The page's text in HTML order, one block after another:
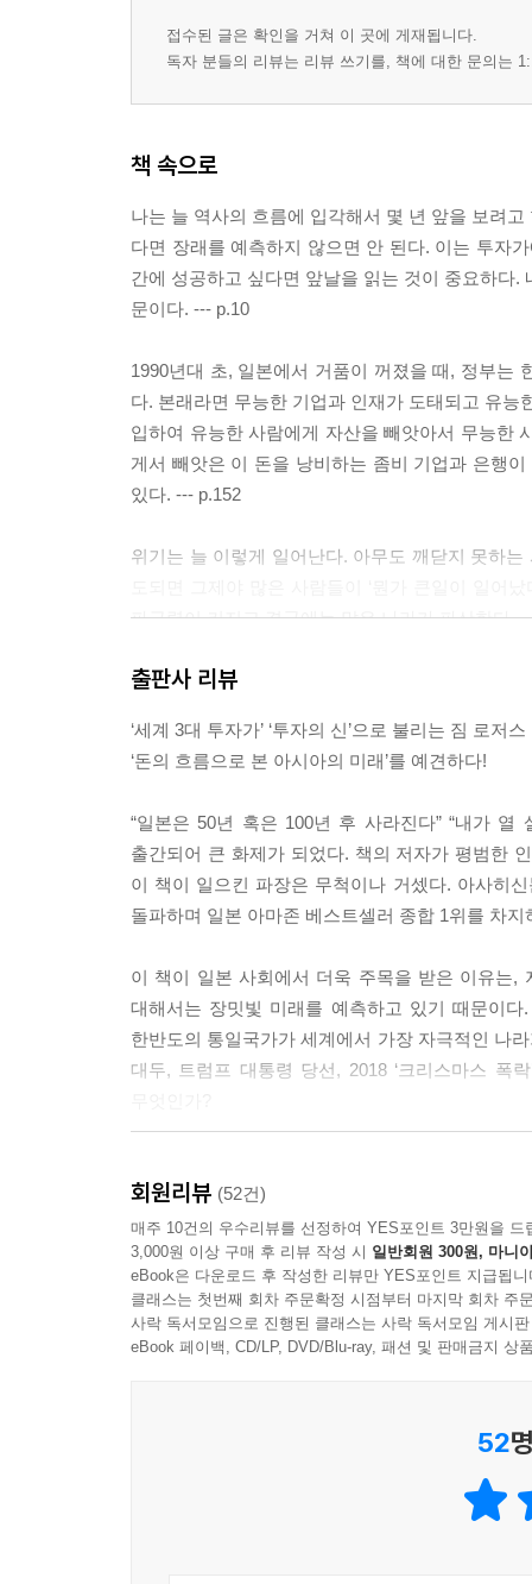
접수된 글은 확인을 거쳐 이 곳에 게재됩니다.
독자 분들의 리뷰는 리뷰 쓰기를, 책에 대한 문의는
책 속으로
나는 늘 역사의 흐름에 입각해서 몇 년 앞을 보려
다면 장래를 예측하지 않으면 안 된다. 이는 투자
간에 성공하고 싶다면 앞날을 읽는 것이 중요하다.
문이다. --- p.10
1990년대 초, 일본에서 거품이 꺼졌을 때, 정부는
다. 본래라면 무능한 기업과 인재가 도태되고 유
입하여 유능한 사람에게 자산을 빼앗아서 무능한
게서 빼앗은 이 돈을 낭비하는 좀비 기업과 은행
있다. --- p.152
위기는 늘 이렇게 일어난다. 아무도 깨닫지 못하
파급력이 커지고 결국에는 많은 나라가 파산한다.
투자를 배우면 돈으로 돈을 낳을 수 있다. 일하지
딱 한 가지 ‘성공하는 방법’이라고 할 만한 걸 꼽는
것도 하지 않는 것이 제일이다. 크게 성공하면 사
투자에 나섰다가 실패하게 된다. --- p.209
실패하고 돈을 잃는 것은 불운한 일이 아니라고
우게 해주고 세상에 대해서도 가르쳐준다. 젊은
AI 시대야말로 AI로는 할 수 없는 일을 찾는다. 그
출판사 리뷰
‘세계 3대 투자가’ ‘투자의 신’으로 불리는 짐 로저스
‘돈의 흐름으로 본 아시아의 미래’를 예견하다!
“일본은 50년 혹은 100년 후 사라진다” “내가
출간되어 큰 화제가 되었다. 책의 저자가 평범한
이 책이 일으킨 파장은 무척이나 거셌다. 아사히
돌파하며 일본 아마존 베스트셀러 종합 1위를 차
이 책이 일본 사회에서 더욱 주목을 받은 이유는
대해서는 장밋빛 미래를 예측하고 있기 때문이
한반도의 통일국가가 세계에서 가장 자극적인 나
대두, 트럼프 대통령 당선, 2018 ‘크리스마스 폭
방식으로 기획되었다. 일본에서 최초 출간되었
한국 관련 통계를 포함시켰다. 제1장에서는 급변
분야로 떠오르게 될 산업을 다루고 있다. 또한 한
일본의 장래를 암울하게 보는 구체적인 근거를 제
‘다음 패권국’인 중국의 강점을 추적하는 동시에
제4장에서는 동아시아를 둘러싼 대국인 미국, 러
회원리뷰 (52건)
매주 10건의 우수리뷰를 선정하여 YES포인트 3만원을 드
3,000원 이상 구매 후 리뷰 작성 시 일반회원 300원, 마니
eBook은 다운로드 후 작성한 리뷰만 YES포인트 지급됩니
클래스는 첫번째 회차 주문확정 시점부터 마지막 회차 주
사락 독서모임으로 진행된 클래스는 사락 독서모임 게시
eBook 페이백, CD/LP, DVD/Blu-ray, 패션 및 판매금지 상
52